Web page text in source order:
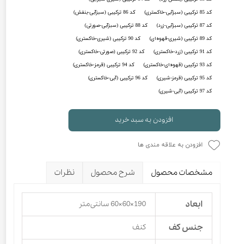
کد 85 ترکیبی (سبزآبی-خاکستری)
کد 86 ترکیبی (سبزآبی-بنفش)
کد 87 ترکیبی (سبزآبی-زرد)
کد 88 ترکیبی (سبزآبی-صورتی)
کد 89 ترکیبی (شیری-قهوه‌ای)
کد 90 ترکیبی (شیری-خاکستری)
کد 91 ترکیبی (زرد-خاکستری)
کد 92 ترکیبی (صورتی-خاکستری)
کد 93 ترکیبی (قهوه‌ای-خاکستری)
کد 94 ترکیبی (قرمز-خاکستری)
کد 95 ترکیبی (قرمز-شیری)
کد 96 ترکیبی (آبی-خاکستری)
کد 97 ترکیبی (آبی-شیری)
افزودن به سبد خرید
افزودن به علاقه مندی ها
مشخصات محصول شرح محصول نظرات
ابعاد 190×60×60 سانتی‌متر
جنس کف کنف